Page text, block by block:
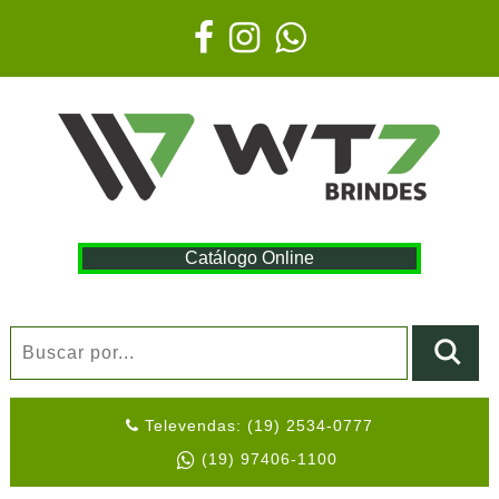
Catálogo Online
Televendas: (19) 2534-0777
(19) 97406-1100